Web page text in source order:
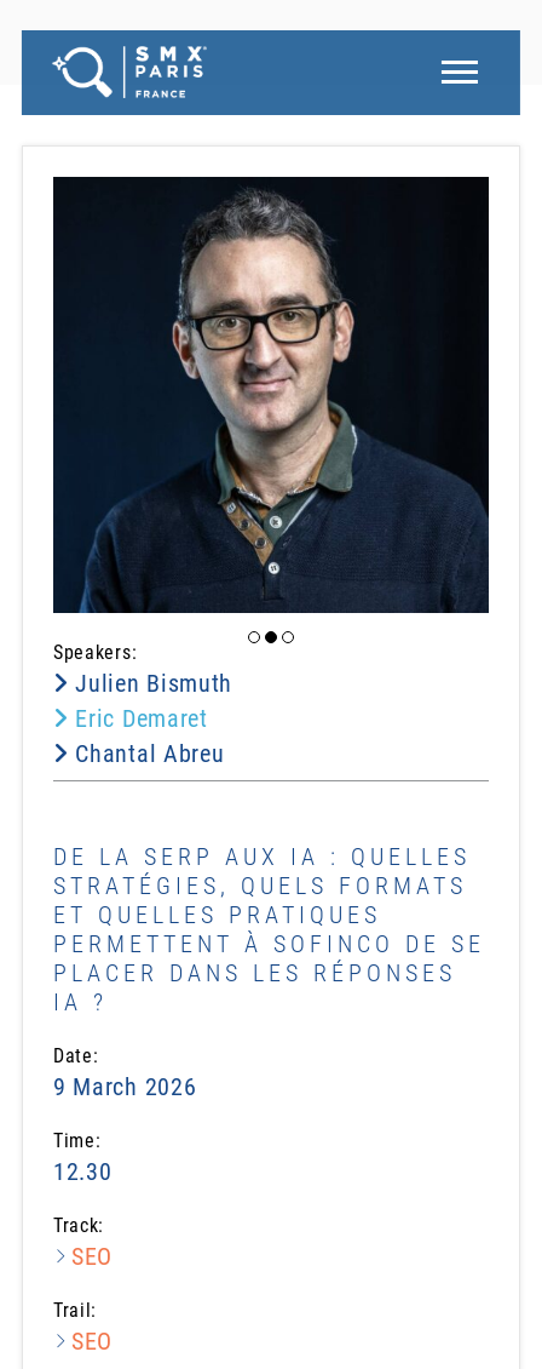
Speakers:
Julien Bismuth
Eric Demaret
Chantal Abreu
DE LA SERP AUX IA : QUELLES
STRATÉGIES, QUELS FORMATS
ET QUELLES PRATIQUES
PERMETTENT À SOFINCO DE SE
PLACER DANS LES RÉPONSES
IA ?
Date:
9 March 2026
Time:
12.30
Track:
SEO
Trail:
SEO